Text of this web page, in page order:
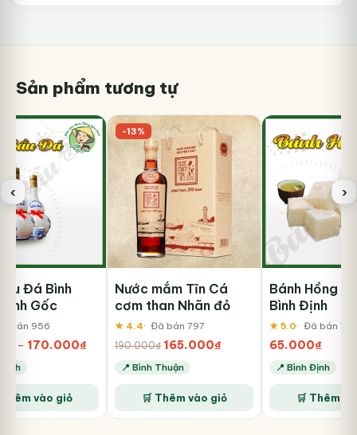
Sản phẩm tương tự
Đá Bình
Gốc
bán 956
– 170.000₫ Khoảng
80.000₫
170.000₫
Định
vào giỏ
Sản
này
-13%
Nước mắm Tĩn Cá
cơm than Nhãn đỏ
★ 4.4
Đã bán 797
190.000₫ Giá
gốc
là:
190.000₫.
165.000₫
là:
165.000₫.
📍 Bình Thuận
🛒 Thêm vào giỏ
Bánh Hồng
Bình Định
★ 5.0 Đã bán 787
65.000₫
📍 Bình Định
🛒 Thêm
‹ ›